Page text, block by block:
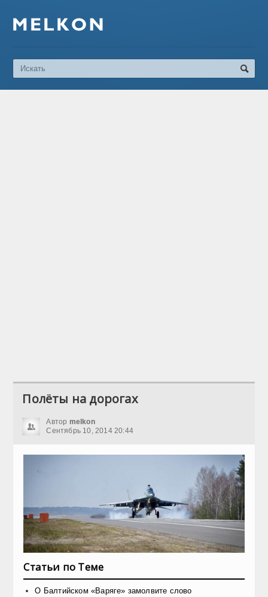
Полёты на дорогах
Автор melkon
Сентябрь 10, 2014 20:44
Статьи по Теме
О Балтийском «Варяге» замолвите слово